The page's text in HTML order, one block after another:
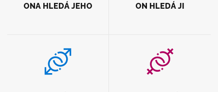
ONA HLEDÁ JEHO ON HLEDÁ JI